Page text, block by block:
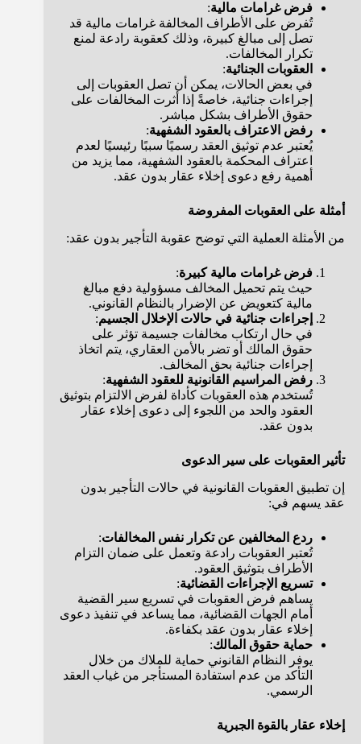
فرض غرامات مالية:
تُفرض على الأطراف المخالفة غرامات مالية قد
تصل إلى مبالغ كبيرة، وذلك كعقوبة رادعة لمنع
تكرار المخالفات.
العقوبات الجنائية:
في بعض الحالات، يمكن أن تصل العقوبات إلى
إجراءات جنائية، خاصةً إذا أثرت المخالفات على
حقوق الأطراف بشكل مباشر.
رفض الاعتراف بالعقود الشفهية:
يُعتبر عدم توثيق العقد رسميًا سببًا رئيسيًا لعدم
اعتراف المحكمة بالعقود الشفهية، مما يزيد من
أهمية رفع دعوى إخلاء عقار بدون عقد.
أمثلة على العقوبات المفروضة
من الأمثلة العملية التي توضح عقوبة التأجير بدون عقد:
فرض غرامات مالية كبيرة:
حيث يتم تحميل المخالف مسؤولية دفع مبالغ
مالية كتعويض عن الإضرار بالنظام القانوني.
إجراءات جنائية في حالات الإخلال الجسيم:
في حال ارتكاب مخالفات جسيمة تؤثر على
حقوق المالك أو تضر بالأمن العقاري، يتم اتخاذ
إجراءات جنائية بحق المخالف.
رفض المراسيم القانونية للعقود الشفهية:
تُستخدم هذه العقوبات كأداة لفرض الالتزام بتوثيق
العقود والحد من اللجوء إلى دعوى إخلاء عقار
بدون عقد.
تأثير العقوبات على سير الدعوى
إن تطبيق العقوبات القانونية في حالات التأجير بدون
عقد يسهم في:
ردع المخالفين عن تكرار نفس المخالفات:
تُعتبر العقوبات رادعة وتعمل على ضمان التزام
الأطراف بتوثيق العقود.
تسريع الإجراءات القضائية:
يساهم فرض العقوبات في تسريع سير القضية
أمام الجهات القضائية، مما يساعد في تنفيذ دعوى
إخلاء عقار بدون عقد بكفاءة.
حماية حقوق المالك:
يوفر النظام القانوني حماية للملاك من خلال
التأكد من عدم استفادة المستأجر من غياب العقد
الرسمي.
إخلاء عقار بالقوة الجبرية